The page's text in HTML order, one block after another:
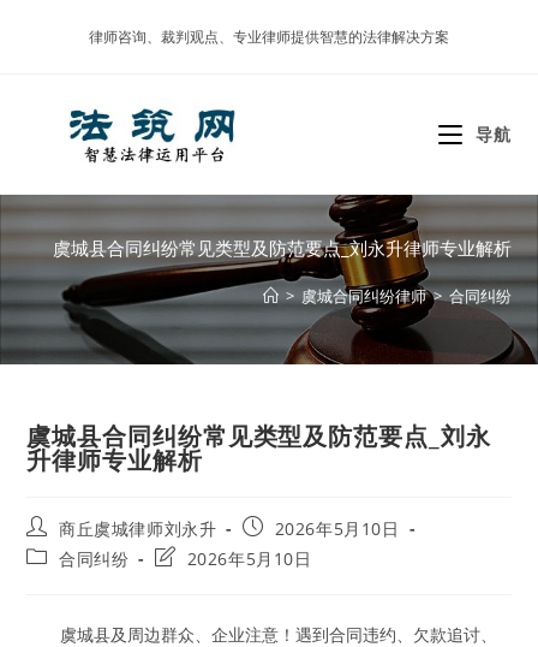
律师咨询、裁判观点、专业律师提供智慧的法律解决方案
导航
虞城县合同纠纷常见类型及防范要点_刘永升律师专业解析
> 虞城合同纠纷律师 > 合同纠纷
虞城县合同纠纷常见类型及防范要点_刘永
升律师专业解析
Post
author:
商丘虞城律师刘永升
Post
published:
2026年5月10日
Post合同纠纷
Post2026年5月10日
虞城县及周边群众、企业注意！遇到合同违约、欠款追讨、